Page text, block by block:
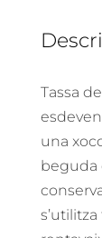
Mug
Tassa
una
beguda